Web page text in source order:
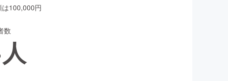
ア
は100,000円
数
人